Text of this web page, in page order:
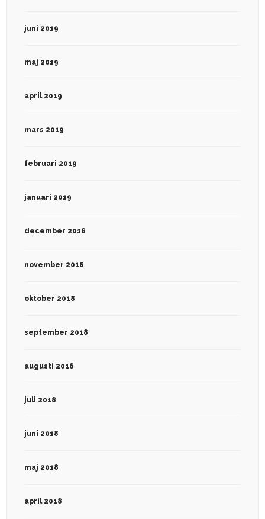
juni 2019
maj 2019
april 2019
mars 2019
februari 2019
januari 2019
december 2018
november 2018
oktober 2018
september 2018
augusti 2018
juli 2018
juni 2018
maj 2018
april 2018